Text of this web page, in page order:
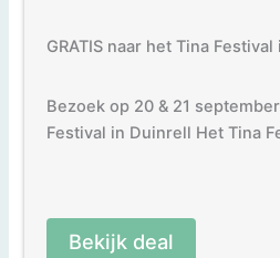
GRATIS naar het Tina
Bezoek op 20 & 21
Festival in Duinrell Het Tina
Bekijk deal